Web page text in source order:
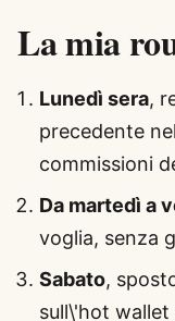
La mia
Lunedì sera,
precedente
commissioni
Da martedì a
voglia, senza
Sabato,
sull\'hot